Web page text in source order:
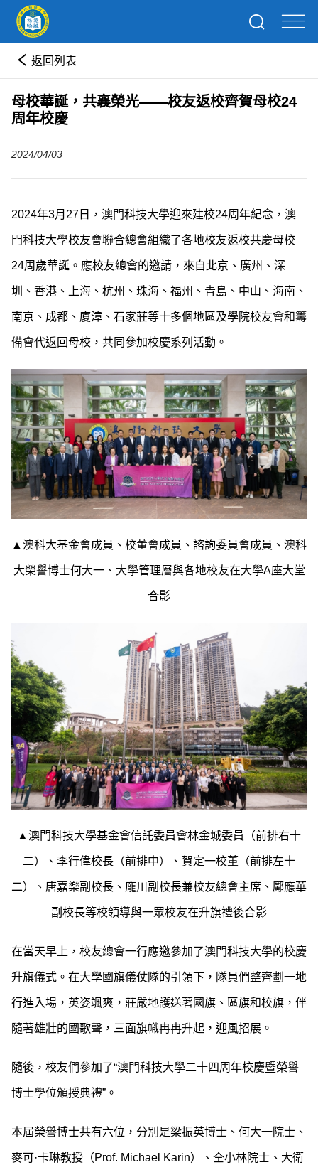
返回列表
母校華誕，共襄榮光——校友返校齊賀母校24
周年校慶
2024/04/03
2024年3月27日，澳門科技大學迎來建校24周年紀念，澳
門科技大學校友會聯合總會組織了各地校友返校共慶母校
24周歲華誕。應校友總會的邀請，來自北京、廣州、深
圳、香港、上海、杭州、珠海、福州、青島、中山、海南、
南京、成都、廈漳、石家莊等十多個地區及學院校友會和籌
備會代返回母校，共同參加校慶系列活動。
▲澳科大基金會成員、校董會成員、諮詢委員會成員、澳科
大榮譽博士何大一、大學管理層與各地校友在大學A座大堂
合影
▲澳門科技大學基金會信託委員會林金城委員（前排右十
二）、李行偉校長（前排中）、賀定一校董（前排左十
二）、唐嘉樂副校長、龐川副校長兼校友總會主席、鄺應華
副校長等校領導與一眾校友在升旗禮後合影
在當天早上，校友總會一行應邀參加了澳門科技大學的校慶
升旗儀式。在大學國旗儀仗隊的引領下，隊員們整齊劃一地
行進入場，英姿颯爽，莊嚴地護送著國旗、區旗和校旗，伴
隨著雄壯的國歌聲，三面旗幟冉冉升起，迎風招展。
隨後，校友們參加了“澳門科技大學二十四周年校慶暨榮譽
博士學位頒授典禮”。
本屆榮譽博士共有六位，分別是梁振英博士、何大一院士、
麥可·卡琳教授（Prof. Michael Karin）、仝小林院士、大衛